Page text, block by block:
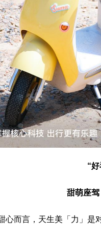
“
甜萌座
心而言，天生美「力」是